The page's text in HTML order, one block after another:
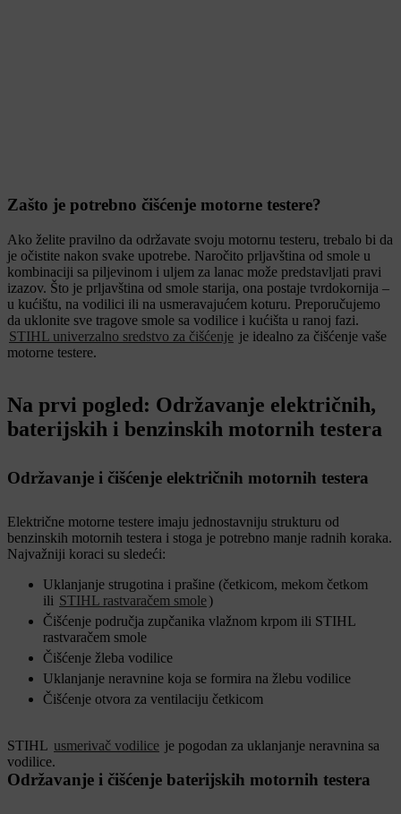
Zašto je potrebno čišćenje motorne testere?
Ako želite pravilno da održavate svoju motornu testeru, trebalo bi da
je očistite nakon svake upotrebe. Naročito prljavština od smole u
kombinaciji sa piljevinom i uljem za lanac može predstavljati pravi
izazov. Što je prljavština od smole starija, ona postaje tvrdokornija –
u kućištu, na vodilici ili na usmeravajućem koturu. Preporučujemo
da uklonite sve tragove smole sa vodilice i kućišta u ranoj fazi.
STIHL univerzalno sredstvo za čišćenje je idealno za čišćenje vaše
motorne testere.
Na prvi pogled: Održavanje električnih,
baterijskih i benzinskih motornih testera
Održavanje i čišćenje električnih motornih testera
Električne motorne testere imaju jednostavniju strukturu od
benzinskih motornih testera i stoga je potrebno manje radnih koraka.
Najvažniji koraci su sledeći:
Uklanjanje strugotina i prašine (četkicom, mekom četkom
ili STIHL rastvaračem smole)
Čišćenje područja zupčanika vlažnom krpom ili STIHL
rastvaračem smole
Čišćenje žleba vodilice
Uklanjanje neravnine koja se formira na žlebu vodilice
Čišćenje otvora za ventilaciju četkicom
STIHL usmerivač vodilice je pogodan za uklanjanje neravnina sa
vodilice.
Održavanje i čišćenje baterijskih motornih testera